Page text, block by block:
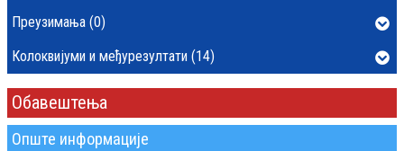
Опште информације
Преузимања (0)
Колоквијуми и међурезултати (14)
Обавештења